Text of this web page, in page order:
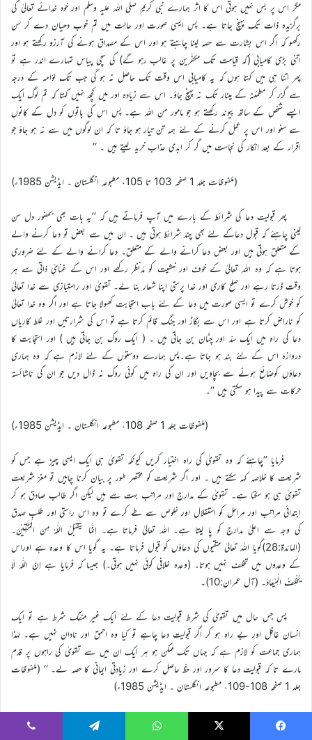
مگر اس پر بس نہیں ہوتی اس کا اثر ہمارے نبی کریم صلی اللہ علیہ وسلم اور خود خدائے تعالیٰ کی
برگزیدہ ذات تک پہنچ جاتا ہے۔ پس ایسی صورت اور حالت میں تم خوب دھیان دے کر سن
رکھو کہ اگر اس بشارت سے حصہ لینا چاہتے ہو اور اس کے مصداق ہونے کی آرزو رکھتے ہو اور
اتنی بڑی کامیابی (کہ قیامت تک مکفّرین پر غالب رہو گے) کی سچی پیاس تمہارے اندر ہے تو
پھر اتنا ہی میں کہتا ہوں کہ یہ کامیابی اس وقت تک حاصل نہ ہو گی جب تک لوّامہ کے درجہ
سے گزر کر مطمئنہ کے مینار تک نہ پہنچ جاؤ۔ اس سے زیادہ اور میں کچھ نہیں کہتا کہ تم لوگ ایک
ایسے شخص کے ساتھ پیوند رکھتے ہو جو مامور من اللہ ہے۔ پس اس کی باتوں کو دل کے کانوں
سے سنو اور اس پر عمل کرنے کے لئے ہمہ تن تیار ہو جاؤ تا کہ ان لوگوں میں سے نہ ہو جاؤ جو
اقرار کے بعد انکار کی نجاست میں گر کر ابدی عذاب خرید لیتے ہیں ۔ ‘‘
(ملفوظات جلد 1 صفحہ 103 تا 105، مطبوعہ انگلستان ۔ ایڈیشن 1985ء)
پھر قبولیت دعا کی شرائط کے بارے میں آپ فرماتے ہیں کہ ’’یہ بات بھی بحضور دل سن
لینی چاہئے کہ قبول دعاکے لئے بھی چند شرائط ہوتی ہیں ۔ ان میں سے بعض تو دعا کرنے والے
کے متعلق ہوتی ہیں اور بعض دعا کرانے والے کے متعلق۔ دعا کرانے والے کے لئے ضروری
ہوتا ہے کہ وہ اللہ تعالیٰ کے خوف اور خشیت کو مدّنظر رکھے اور اس کے غنائِ ذاتی سے ہر
وقت ڈرتا رہے اور صلح کاری اور خدا پرستی اپنا شعار بنا لے۔ تقویٰ اور راستبازی سے خدا تعالیٰ
کو خوش کرے تو ایسی صورت میں دعا کے لئے باب استجابت کھولا جاتا ہے اور اگر وہ خدا تعالیٰ
کو ناراض کرتا ہے اور اس سے بگاڑ اور جنگ قائم کرتا ہے تو اس کی شرارتیں اور غلط کاریاں
دعا کی راہ میں ایک سدّ اور چٹان بن جاتی ہیں ۔ ( ایک روک بن جاتی ہیں ) اور استجابت کا
دروازہ اس کے لئے بند ہو جاتا ہے۔پس ہمارے دوستوں کے لئے لازم ہے کہ وہ ہماری
دعاؤں کوضائع ہونے سے بچاویں اور ان کی راہ میں کوئی روک نہ ڈال دیں جو ان کی ناشائستہ
حرکات سے پیدا ہو سکتی ہیں ‘‘۔
(ملفوظات جلد 1 صفحہ 108، مطبوعہ انگلستان ۔ ایڈیشن 1985ء)
فرمایا ’’چاہئے کہ وہ تقویٰ کی راہ اختیار کریں کیونکہ تقویٰ ہی ایک ایسی چیز ہے جس کو
شریعت کا خلاصہ کہہ سکتے ہیں ۔ اور اگر شریعت کو مختصر طور پر بیان کرنا چاہیں تو مغز شریعت
تقویٰ ہی ہو سکتا ہے۔ تقویٰ کے مدارج اور مراتب بہت سے ہیں لیکن اگر طالب صادق ہو کر
ابتدائی مراتب اور مراحل کو استقلال اور خلوص سے طے کرے تو وہ اس راستی اور طلب صدق
کی وجہ سے اعلیٰ مدارج کو پا لیتا ہے۔ اللہ تعالیٰ فرماتا ہے۔ اِنَّمَا یَتَقَبَّلُ اللّٰہُ مِنَ الْمُتَّقِیْنَ۔
(المائدۃ:28)گویا اللہ تعالیٰ متقیوں کی دعاؤں کو قبول فرماتا ہے۔ یہ گویا اس کا وعدہ ہے اوراس
کے وعدوں میں تخلف نہیں ہوتا۔ (وعدہ خلافی کوئی نہیں ہوتی۔) جیسا کہ فرمایا ہے اِنَّ اللّٰہَ لَا
یُخْلِفُ الْمِیْعَادَ۔ (آل عمران:10)۔
پس جس حال میں تقویٰ کی شرط قبولیت دعا کے لئے ایک غیر منفک شرط ہے تو ایک
انسان غافل اور بے راہ ہو کر اگر قبولیت دعا چاہے تو کیا وہ احمق اور نادان نہیں ہے۔ لہٰذا
ہماری جماعت کو لازم ہے کہ جہاں تک ممکن ہو ہر ایک ان میں سے تقویٰ کی راہوں پر قدم
مارے تا کہ قبولیت دعا کا سرور اور حظّ حاصل کرے اور زیادتی ایمانی کا حصہ لے۔ ‘‘ (ملفوظات
جلد 1 صفحہ 108-109، مطبوعہ انگلستان ۔ ایڈیشن 1985ء)
فرمایا: ’’یہ مت خیال کرو کہ صرف بیعت کر لینے سے ہی خدا راضی ہو جاتا ہے۔ یہ تو